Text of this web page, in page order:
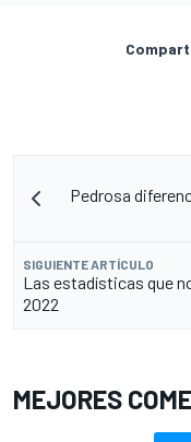
Pedrosa
SIGUIENTE ARTÍCULO
Las estadísticas que
2022
MEJORES